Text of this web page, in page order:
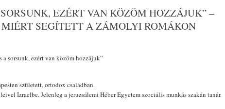
EZÉRT VAN KÖZÖM HOZZÁJUK” –
SEGÍTETT A ZÁMOLYI ROMÁKON
a sorsunk, ezért van közöm hozzájuk”
született, ortodox családban.
Izraelbe. Jelenleg a jeruzsálemi Héber Egyetem szociális munkás szakán tanár.